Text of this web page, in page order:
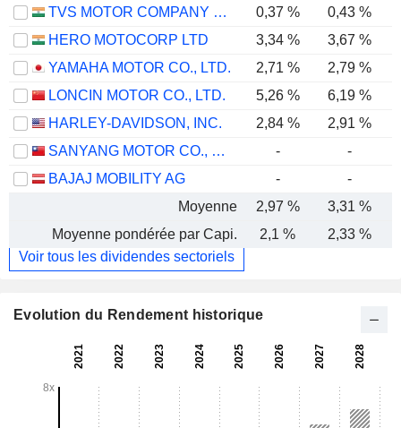
TVS MOTOR COMPANY LIMITED
0,37 % 0,43 %
HERO MOTOCORP LTD
3,34 %
3,67 %
YAMAHA MOTOR CO., LTD.
2,71 % 2,79 %
LONCIN MOTOR CO., LTD.
5,26 % 6,19 %
HARLEY-DAVIDSON, INC.
2,84 % 2,91 %
SANYANG MOTOR CO., LTD.
-
-
BAJAJ MOBILITY AG
-
-
Moyenne
2,97 % 3,31 %
Moyenne pondérée par Capi.
2,1 % 2,33 %
Voir tous les dividendes sectoriels
Evolution du Rendement historique